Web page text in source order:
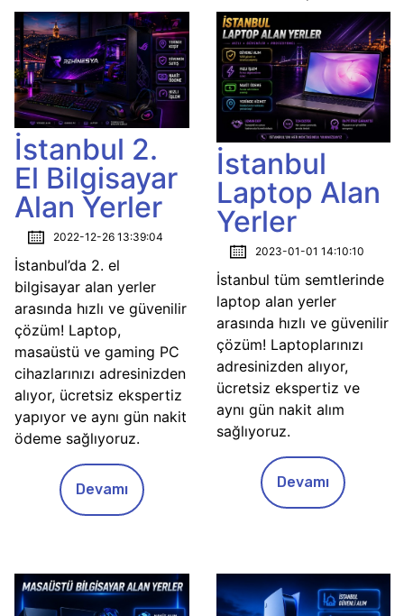
İstanbul 2.
El Bilgisayar
Alan Yerler
2022-12-26 13:39:04
İstanbul’da 2. el
bilgisayar alan yerler
arasında hızlı ve güvenilir
çözüm! Laptop,
masaüstü ve gaming PC
cihazlarınızı adresinizden
alıyor, ücretsiz ekspertiz
yapıyor ve aynı gün nakit
ödeme sağlıyoruz.
Devamı
İstanbul
Laptop Alan
Yerler
2023-01-01 14:10:10
İstanbul tüm semtlerinde
laptop alan yerler
arasında hızlı ve güvenilir
çözüm! Laptoplarınızı
adresinizden alıyor,
ücretsiz ekspertiz ve
aynı gün nakit alım
sağlıyoruz.
Devamı